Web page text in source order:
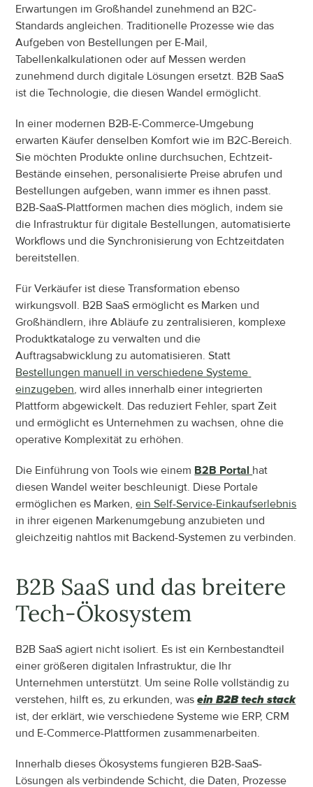
Erwartungen im Großhandel zunehmend an B2C-
Standards angleichen. Traditionelle Prozesse wie das
Aufgeben von Bestellungen per E-Mail,
Tabellenkalkulationen oder auf Messen werden
zunehmend durch digitale Lösungen ersetzt. B2B SaaS
ist die Technologie, die diesen Wandel ermöglicht.
In einer modernen B2B-E-Commerce-Umgebung
erwarten Käufer denselben Komfort wie im B2C-Bereich.
Sie möchten Produkte online durchsuchen, Echtzeit-
Bestände einsehen, personalisierte Preise abrufen und
Bestellungen aufgeben, wann immer es ihnen passt.
B2B-SaaS-Plattformen machen dies möglich, indem sie
die Infrastruktur für digitale Bestellungen, automatisierte
Workflows und die Synchronisierung von Echtzeitdaten
bereitstellen.
Für Verkäufer ist diese Transformation ebenso
wirkungsvoll. B2B SaaS ermöglicht es Marken und
Großhändlern, ihre Abläufe zu zentralisieren, komplexe
Produktkataloge zu verwalten und die
Bestellungen manuell in verschiedene Systeme
einzugeben, wird alles innerhalb einer integrierten
Plattform abgewickelt. Das reduziert Fehler, spart Zeit
und ermöglicht es Unternehmen zu wachsen, ohne die
operative Komplexität zu erhöhen.
Die Einführung von Tools wie einem B2B Portal hat
diesen Wandel weiter beschleunigt. Diese Portale
ermöglichen es Marken, ein Self-Service-Einkaufserlebnis
in ihrer eigenen Markenumgebung anzubieten und
gleichzeitig nahtlos mit Backend-Systemen zu verbinden.
B2B SaaS und das breitere
Tech-Ökosystem
B2B SaaS agiert nicht isoliert. Es ist ein Kernbestandteil
einer größeren digitalen Infrastruktur, die Ihr
Unternehmen unterstützt. Um seine Rolle vollständig zu
verstehen, hilft es, zu erkunden, was ein B2B tech stack
ist, der erklärt, wie verschiedene Systeme wie ERP, CRM
und E-Commerce-Plattformen zusammenarbeiten.
Innerhalb dieses Ökosystems fungieren B2B-SaaS-
Lösungen als verbindende Schicht, die Daten, Prozesse